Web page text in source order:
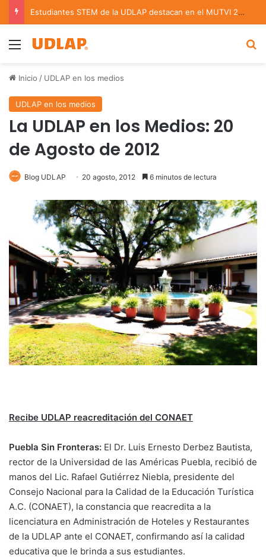
Estudiantes STEM de la UDLAP destacan en el MUTVI 2026
Menu
Inicio / UDLAP en los medios
UDLAP en los medios
La UDLAP en los Medios: 20
de Agosto de 2012
Blog UDLAP 20 agosto, 2012 6 minutos de lectura
Recibe UDLAP reacreditación del CONAET
Puebla Sin Fronteras: El Dr. Luis Ernesto Derbez Bautista,
rector de la Universidad de las Américas Puebla, recibió de
manos del Lic. Rafael Gutiérrez Niebla, presidente del
Consejo Nacional para la Calidad de la Educación Turística
A.C. (CONAET), la constancia que reacredita a la
licenciatura en Administración de Hoteles y Restaurantes
de la UDLAP ante el CONAET, confirmando así la calidad
educativa que le brinda a sus estudiantes.